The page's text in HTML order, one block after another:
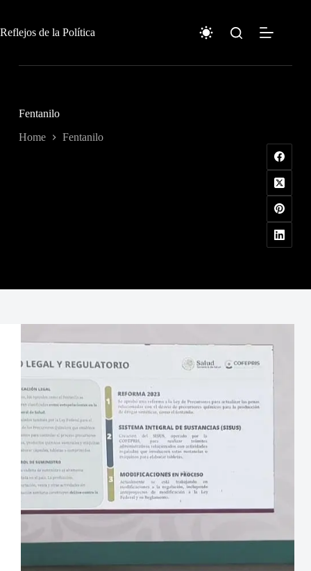
content
Reflejos de la Política
Fentanilo
Home Fentanilo